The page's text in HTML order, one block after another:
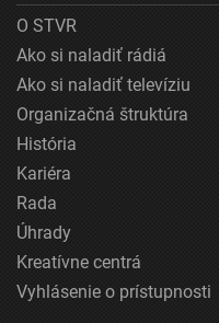
O STVR
Ako si naladiť rádiá
Ako si naladiť televíziu
Organizačná štruktúra
História
Kariéra
Rada
Úhrady
Kreatívne centrá
Vyhlásenie o prístupnosti